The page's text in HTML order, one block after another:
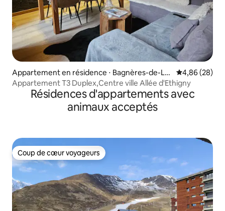
Appartement en résidence ⋅ Bagnères-de-Lu
chon
Évaluation
4,86 (28)
Appartement T3 Duplex,Centre ville Allée d'Ethigny
Résidences d'appartements avec
animaux acceptés
Coup de cœur voyageurs
Coup de cœur voyageurs